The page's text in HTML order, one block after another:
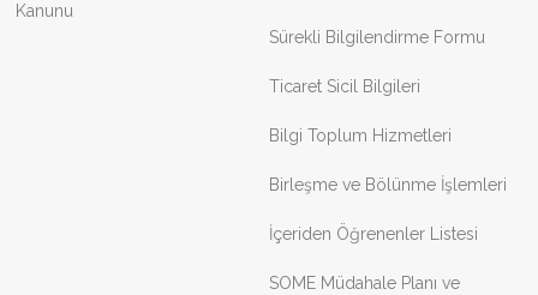
Kanunu
Sürekli Bilgilendirme Formu
Ticaret Sicil Bilgileri
Bilgi Toplum Hizmetleri
Birleşme ve Bölünme İşlemleri
İçeriden Öğrenenler Listesi
SOME Müdahale Planı ve